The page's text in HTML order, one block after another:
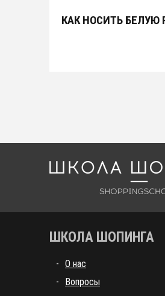
КАК НОСИТЬ БЕЛУЮ
ШКОЛА ШОПИНГА
О нас
Вопросы